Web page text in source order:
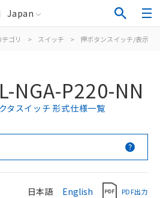
Japan
ゴリ > スイッチ > 押ボタンスイッチ/表示灯
NGA-P220-NN
タスイッチ 形式仕様一覧
日本語 English PDF出力